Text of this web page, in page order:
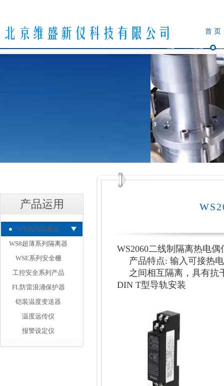
首 页
产品运用
WS系列隔离器
WS8超薄系列隔离器
WSE系列安全栅
工控安全系列产品
FL防雷浪涌保护器
铠装温度变送器
温度远传仪
报警设定仪
WS2060二线制隔离热电偶
产品特点: 输入可接热
之间相互隔离，具有抗
DIN T型导轨安装